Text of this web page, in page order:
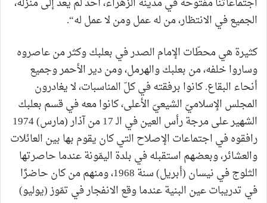
الجميع في الانتظار، من له عمل ومن لا عمل له“.
كثيرة هي محطّات الإمام الصدر في بعلبك وكثر من عاصروه
وساروا خلفه، من بعلبك والهرمل، ومن دير الأحمر وجميع
أنحاء البقاع. كانوا برفقته في كلّ المناسبات، لا يغادرون
المجلس الإسلاميّ الشيعيّ الأعلى، كانوا معه في قسم بعلبك
الشهير على مرجة رأس العين في الـ 17 من آذار (مارس) 1974
رافقوه في اجتماعات الإصلاح التي كان يقوم بها بين العائلات
والعشائر، وبعضهم استقبله في بلدة اليمّونة عندما حاصرتها
الثلوج في نيسان (أبريل) سنة 1968، ومنهم من كان حاضرًا
في تدريبات عين البنية عندما وقع الانفجار في تمّوز (يوليو)